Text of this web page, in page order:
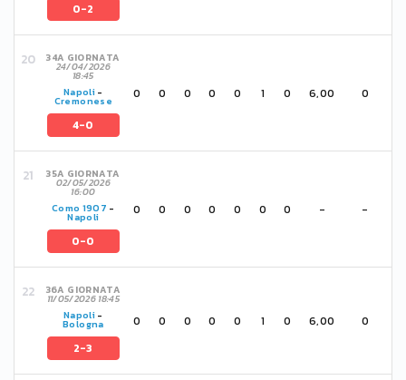
0-2
34A GIORNATA
24/04/2026
18:45
Napoli -
Cremonese
4-0
0 0 0 0 0 1 0 6,00 0
35A GIORNATA
02/05/2026
16:00
Como 1907 -
Napoli
0-0
0 0 0 0 0 0 0 - -
36A GIORNATA
11/05/2026 18:45
Napoli -
Bologna
2-3
0 0 0 0 0 1 0 6,00 0